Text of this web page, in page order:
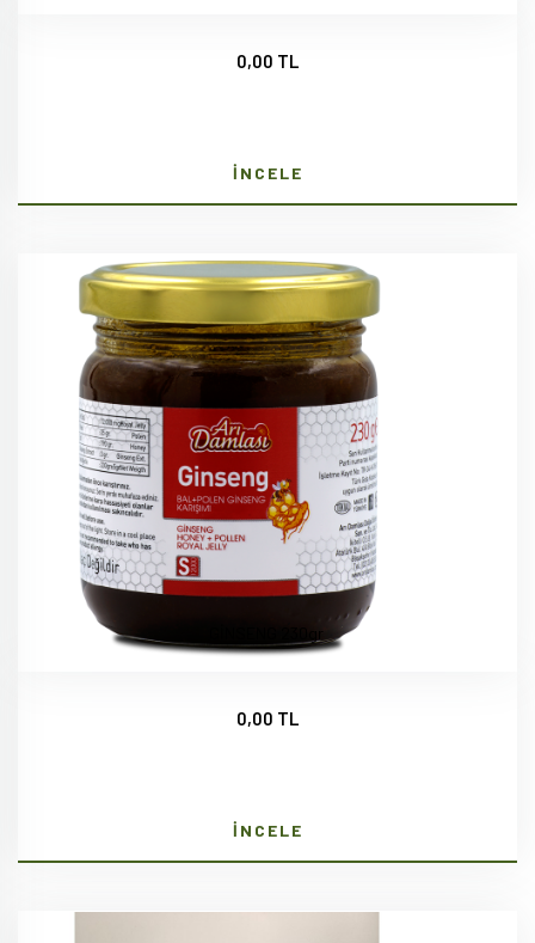
0,00 TL
İNCELE
GİNSENG 230gr
0,00 TL
İNCELE